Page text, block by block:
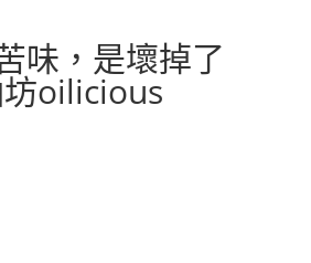
味，是壞掉了
oilicious